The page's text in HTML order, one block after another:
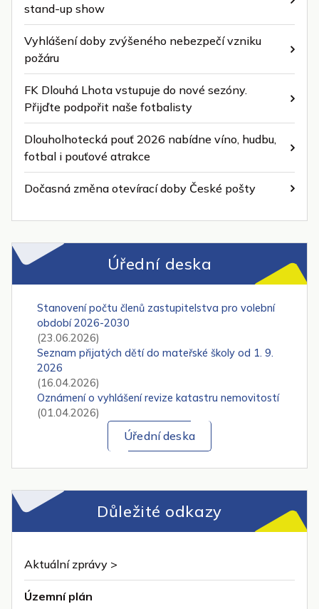
stand-up show
Vyhlášení doby zvýšeného nebezpečí vzniku
požáru
FK Dlouhá Lhota vstupuje do nové sezóny.
Přijďte podpořit naše fotbalisty
Dlouholhotecká pouť 2026 nabídne víno, hudbu,
fotbal i pouťové atrakce
Dočasná změna otevírací doby České pošty
Úřední deska
Stanovení počtu členů zastupitelstva pro volební
období 2026-2030
(23.06.2026)
Seznam přijatých dětí do mateřské školy od 1. 9.
2026
(16.04.2026)
Oznámení o vyhlášení revize katastru nemovitostí
(01.04.2026)
Úřední deska
Důležité odkazy
Aktuální zprávy >
Územní plán